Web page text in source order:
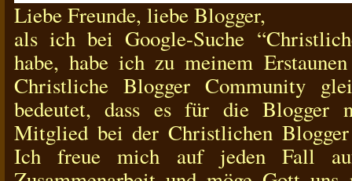
Liebe Freunde, liebe Blogger,
als ich bei Google-Suche
habe, habe ich zu meinem
Christliche Blogger Community
bedeutet, dass es für die Blogger
Mitglied bei der Christlichen
Ich freue mich auf jeden Fall auf